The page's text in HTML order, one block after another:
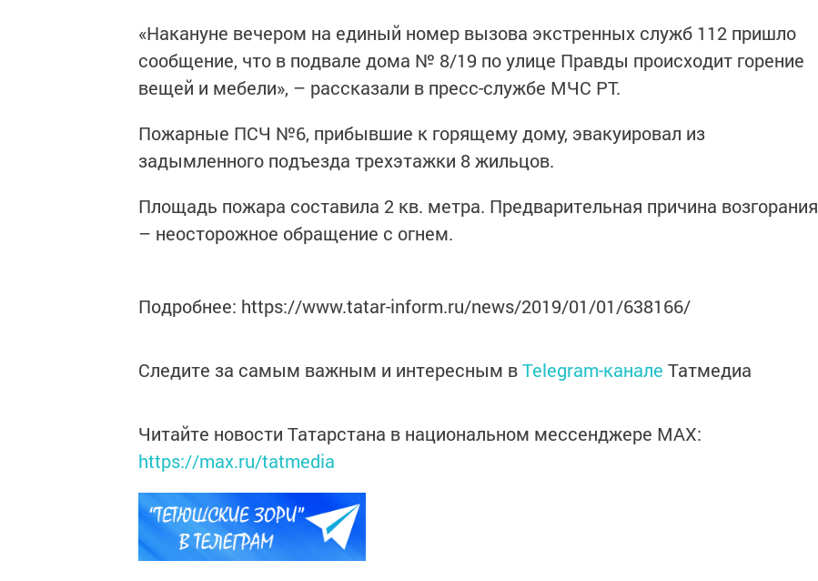
«Накануне вечером на единый номер вызова экстренных служб 112 пришло
сообщение, что в подвале дома № 8/19 по улице Правды происходит горение
вещей и мебели», – рассказали в пресс-службе МЧС РТ.
Пожарные ПСЧ №6, прибывшие к горящему дому, эвакуировал из
задымленного подъезда трехэтажки 8 жильцов.
Площадь пожара составила 2 кв. метра. Предварительная причина возгорания
– неосторожное обращение с огнем.
Подробнее: https://www.tatar-inform.ru/news/2019/01/01/638166/
Следите за самым важным и интересным вTelegram-канале Татмедиа
Читайте новости Татарстана в национальном мессенджере MАХ:
https://max.ru/tatmedia